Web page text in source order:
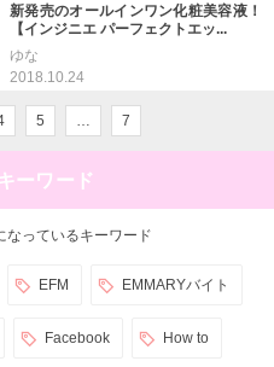
新発売のオールインワン化粧美容液！
【インジニエ パーフェクトエッ...
ゆな
2018.10.24
5 … 7
ーワード
なっているキーワード
EFM EMMARYバイト
Facebook How to